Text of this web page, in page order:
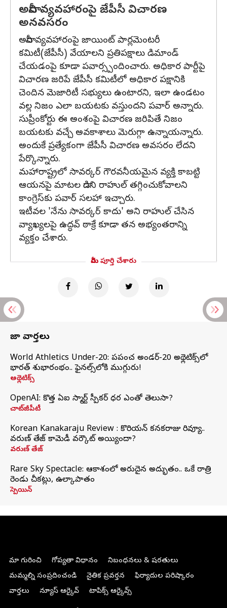
అదానీ వ్యవహారంపై జేపీసీ విచారణ
అనవసరం
అదానీ వ్యవహారంపై జాయింట్ పార్లమెంటరీ
కమిటీ(జేపీసీ) వేయాలని ప్రతిపక్షాలు డిమాండ్
చేయడంపై కూడా పవార్స్పందించారు. అధికార పార్టీపై
విచారణ జరిపే జేపీసీ కమిటీలో అధికార పక్షానికి
చెందిన మెజారిటీ సభ్యులు ఉంటారని, ఇలా ఉండటం
వల్ల నిజం ఎలా బయటకు వస్తుందని పవార్ అన్నారు.
సుప్రీంకోర్టు ఈ అంశంపై విచారణ జరిపితే నిజం
బయటకు వచ్చే అవకాశాలు మెరుగ్గా ఉన్నాయన్నారు.
అందుకే ప్రత్యేకంగా జేపీసీ విచారణ అవసరం లేదని
పేర్కొన్నారు.
మహారాష్ట్రలో సావర్కర్ గౌరవనీయమైన వ్యక్తి కాబట్టి
ఆయనపై మాటల దాడిని రాహుల్ తగ్గించుకోవాలని
కాంగ్రెస్‌కు పవార్ సలహా ఇచ్చారు.
ఇటీవల 'నేను సావర్కర్ కాదు' అని రాహుల్ చేసిన
వ్యాఖ్యలపై ఉద్ధవ్ ఠాక్రే కూడా తన అభ్యంతరాన్ని
వ్యక్తం చేశారు.
మీరు పూర్తి చేశారు
తాజా వార్తలు
World Athletics Under-20: ప్రపంచ అండర్-20 అథ్లెటిక్స్‌లో
భారత్‌ శుభారంభం.. ఫైనల్స్‌లోకి ముగ్గురు!
అథ్లెటిక్స్
OpenAI: కొత్త ఏఐ స్మార్ట్ స్పీకర్ ధర ఎంతో తెలుసా?
చాట్‌జీపీటీ
Korean Kanakaraju Review : కొరియన్ కనకరాజు రివ్యూ..
వరుణ్ తేజ్ కామెడీ వర్కౌట్ అయ్యిందా?
వరుణ్ తేజ్
Rare Sky Spectacle: ఆకాశంలో అరుదైన అద్భుతం.. ఒకే రాత్రి
రెండు చీకట్లు, ఉల్కాపాతం
స్పెయిన్
మా గురించి గోప్యతా విధానం
నిబంధనలు & షరతులు
మమ్మల్ని సంప్రదించండి
నైతిక ప్రవర్తన
ఫిర్యాదుల పరిష్కారం
వార్తలు
న్యూస్ ఆర్కైవ్ టాపిక్స్ ఆర్కైవ్స్